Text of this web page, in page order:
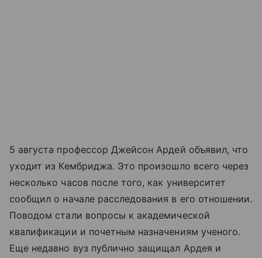
5 августа профессор Джейсон Ардей объявил, что
уходит из Кембриджа. Это произошло всего через
несколько часов после того, как университет
сообщил о начале расследования в его отношении.
Поводом стали вопросы к академической
квалификации и почетным назначениям ученого.
Еще недавно вуз публично защищал Ардея и